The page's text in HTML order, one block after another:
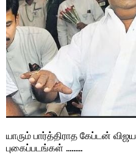
யாரும் பார்த்திராத கேப்டன்
புகைப்படங்கள் ………